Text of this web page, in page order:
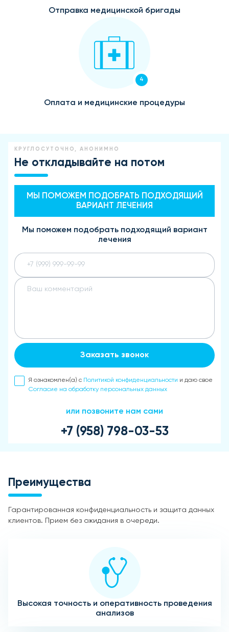
Отправка медицинской бригады
4
Оплата и медицинские процедуры
КРУГЛОСУТОЧНО, АНОНИМНО
Не откладывайте на потом
МЫ ПОМОЖЕМ ПОДОБРАТЬ ПОДХОДЯЩИЙ
ВАРИАНТ ЛЕЧЕНИЯ
Мы поможем подобрать подходящий вариант
лечения
Заказать звонок
Я ознакомлен(а) с Политикой конфиденциальности и даю свое
Согласие на обработку персональных данных
или позвоните нам сами
+7 (958) 798-03-53
Преимущества
Гарантированная конфиденциальность и защита данных
клиентов. Прием без ожидания в очереди.
Высокая точность и оперативность проведения
анализов